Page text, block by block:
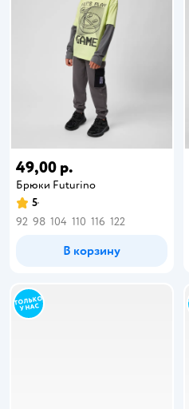
49,00 р.
Брюки Futurino
5
92 98 104 110 116 122
В корзину